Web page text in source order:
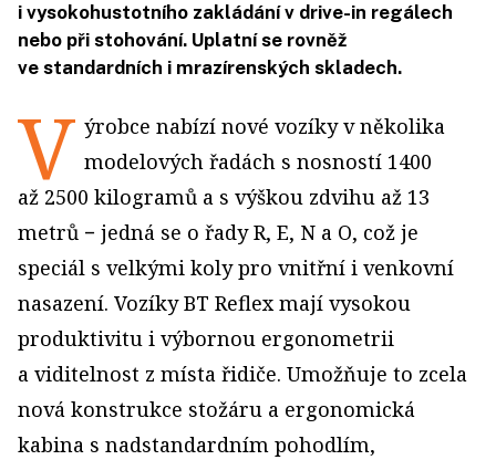
i vysokohustotního zakládání v drive-in regálech
nebo při stohování. Uplatní se rovněž
ve standardních i mrazírenských skladech.
V ýrobce nabízí nové vozíky v několika
modelových řadách s nosností 1400
až 2500 kilogramů a s výškou zdvihu až 13
metrů − jedná se o řady R, E, N a O, což je
speciál s velkými koly pro vnitřní i venkovní
nasazení. Vozíky BT Reflex mají vysokou
produktivitu i výbornou ergonometrii
a viditelnost z místa řidiče. Umožňuje to zcela
nová konstrukce stožáru a ergonomická
kabina s nadstandardním pohodlím,